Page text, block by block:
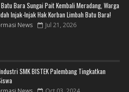
Bara Sungai Pait Kembali Meradang, Warga
Injak-Injak Hak Korban Limbah Batu Bara!
News Jul 21, 2026
SMK BISTEK Palembang Tingkatkan